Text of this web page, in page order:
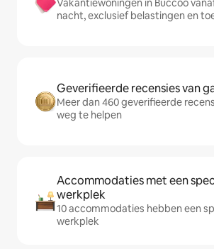
Vakantiewoningen in Buccoo
nacht, exclusief belastingen en
Geverifieerde recensies van
Meer dan 460 geverifieerde
weg te helpen
Accommodaties met een
werkplek
10 accommodaties hebben een
werkplek